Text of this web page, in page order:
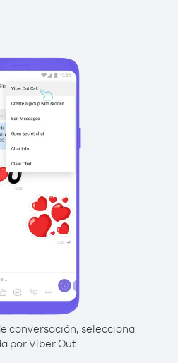
conversación, selecciona
por Viber Out